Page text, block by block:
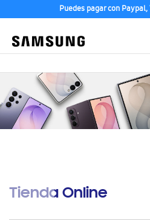
Puedes pagar con
Tienda Online